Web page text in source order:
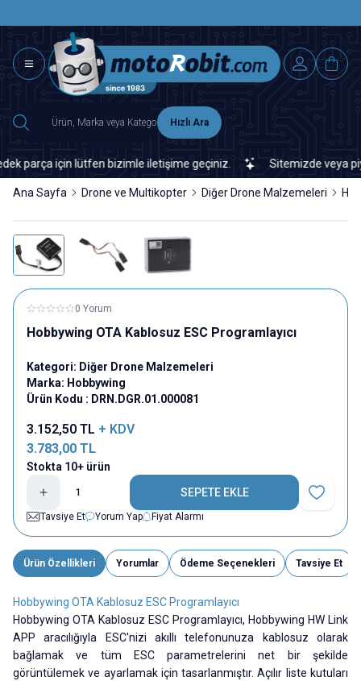
Hızlı Ara
için lütfen bizimle iletişime geçiniz. Sitemizde veya
Ana Sayfa Drone ve Multikopter Diğer Drone Malzemeleri
0 Yorum
Hobbywing OTA Kablosuz ESC Programlayıcı
Kategori: Diğer Drone Malzemeleri
Marka: Hobbywing
Ürün Kodu : DRN.DGR.01.000081
3.152,50 TL + KDV
3.783,00 TL
Stokta 10+ ürün
SEPETE EKLE
Favoriye
Tavsiye Et
Yorum Yap Fiyat Alarmı
Ürün Özellikleri Yorumlar Ödeme Seçenekleri Tavsiye Et
Hobbywing OTA Kablosuz ESC Programlayıcı
Hobbywing OTA Kablosuz ESC Programlayıcı, Hobbywing HW Link
APP aracılığıyla ESC'nizi akıllı telefonunuza kablosuz olarak
bağlamak ve tüm ESC parametrelerini net bir şekilde
görüntülemek ve ayarlamak için tasarlanmıştır. Açılır liste kutuları